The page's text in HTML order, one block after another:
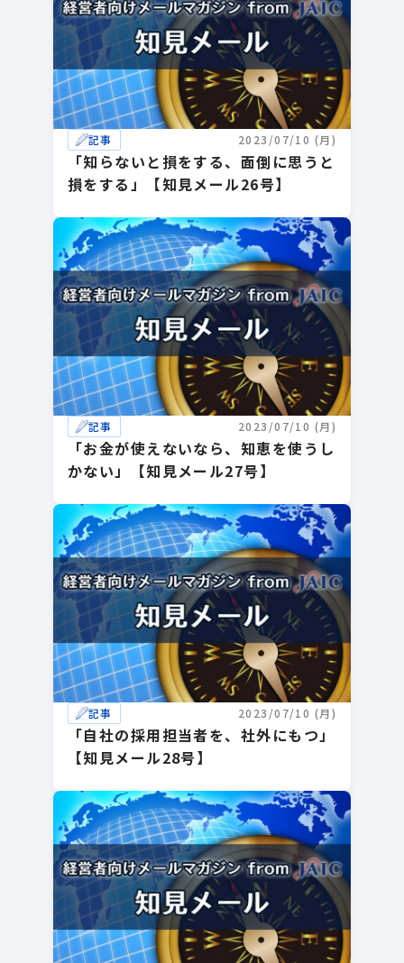
記事 2023/07/10 (月)
「知らないと損をする、面倒に思うと
損をする」【知見メール26号】
記事 2023/07/10 (月)
「お金が使えないなら、知恵を使うし
かない」【知見メール27号】
記事 2023/07/10 (月)
「自社の採用担当者を、社外にもつ」
【知見メール28号】